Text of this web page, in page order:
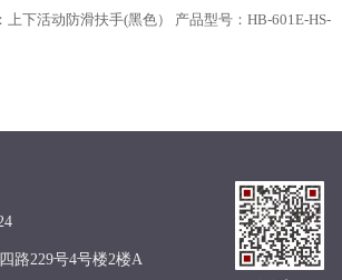
上下活动防滑扶手(黑色） 产品型号：HB-601E-HS-
路229号4号楼2楼A